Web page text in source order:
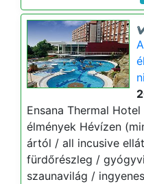
Ensana Thermal
élmények Hévízen
ártól / all incusive
fürdőrészleg /
szaunavilág /